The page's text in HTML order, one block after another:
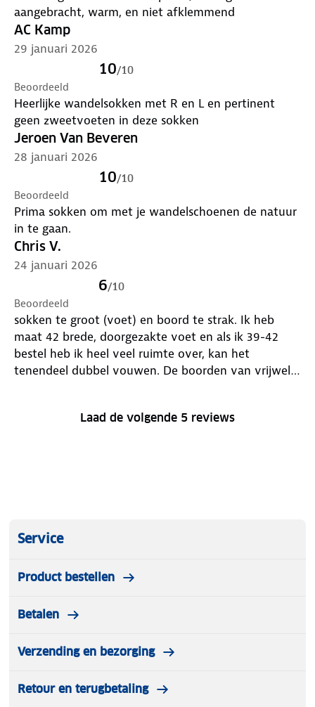
aangebracht, warm, en niet afklemmend
AC Kamp
29 januari 2026
10/10
Beoordeeld
Heerlijke wandelsokken met R en L en pertinent
geen zweetvoeten in deze sokken
Jeroen Van Beveren
28 januari 2026
10/10
Beoordeeld
Prima sokken om met je wandelschoenen de natuur
in te gaan.
Chris V.
24 januari 2026
6/10
Beoordeeld
sokken te groot (voet) en boord te strak. Ik heb
maat 42 brede, doorgezakte voet en als ik 39-42
bestel heb ik heel veel ruimte over, kan het
tenendeel dubbel vouwen. De boorden van vrijwel
je wandelt zakt vocht in de benen (en handen) een
Laad de volgende 5 reviews
Service
Product bestellen
Betalen
Verzending en bezorging
Retour en terugbetaling